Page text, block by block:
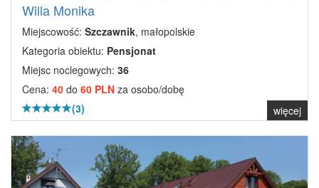
Willa Monika
Miejscowość: Szczawnik, małopolskie
Kategoria obiektu: Pensjonat
Miejsc noclegowych: 36
Cena: 40 do 60 PLN za osobo/dobę
(3)
więcej